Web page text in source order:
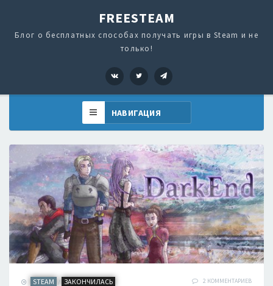
FREESTEAM
Блог о бесплатных способах получать игры в Steam и не
только!
VK Twitter
STEAM / ЗАКОНЧИЛАСЬ 2 КОММЕНТАРИЕВ